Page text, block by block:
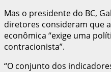
Mas o presidente do BC,
diretores consideram que
econômica “exige uma
contracionista”.
“O conjunto dos